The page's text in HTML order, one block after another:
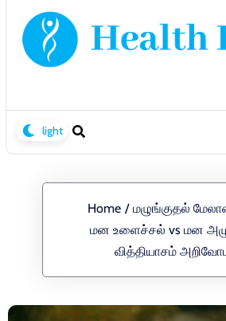
Home / மழுங்குதல்
மன உளைச்சல் vs மன
வித்தியாசம்